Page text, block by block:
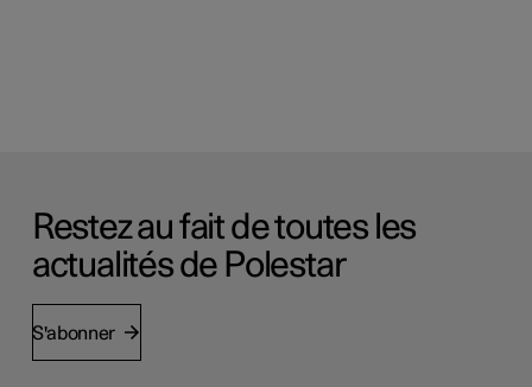
Restez au fait de toutes les
actualités de Polestar
S'abonner